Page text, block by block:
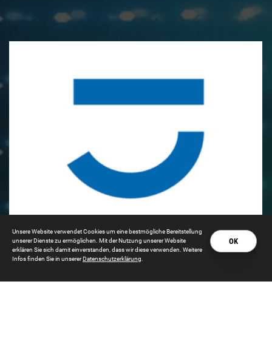
OK
Unsere Website verwendet Cookies um eine bestmögliche Bereitstellung
unserer Dienste zu ermöglichen. Mit der Nutzung unserer Website
erklären Sie sich damit einverstanden, dass wir diese verwenden. Weitere
Infos finden Sie in unsererDatenschutzerklärung